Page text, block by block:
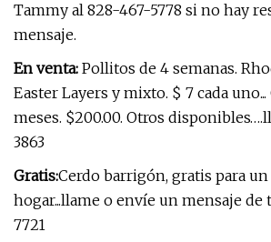
Tammy al 828-467-5778 si no hay
mensaje.
En venta: Pollitos de 4 semanas.
Easter Layers y mixto. $ 7 cada
meses. $200.00. Otros
3863
Gratis:Cerdo barrigón, gratis para
hogar...llame o envíe un mensaje de
7721